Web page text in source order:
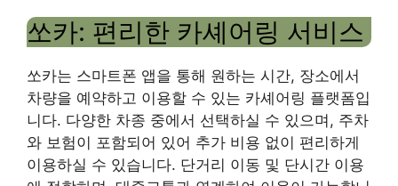
쏘카: 편리한 카셰어링 서비스
쏘카는 스마트폰 앱을 통해 원하는 시간, 장소에서
차량을 예약하고 이용할 수 있는 카셰어링 플랫폼입
니다. 다양한 차종 중에서 선택하실 수 있으며, 주차
와 보험이 포함되어 있어 추가 비용 없이 편리하게
이용하실 수 있습니다. 단거리 이동 및 단시간 이용